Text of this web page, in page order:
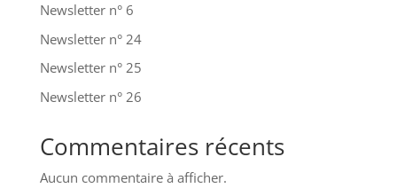
Newsletter n° 6
Newsletter n° 24
Newsletter n° 25
Newsletter n° 26
Commentaires récents
Aucun commentaire à afficher.